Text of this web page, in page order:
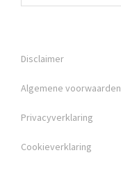
Disclaimer
Algemene voorwaarden
Privacyverklaring
Cookieverklaring